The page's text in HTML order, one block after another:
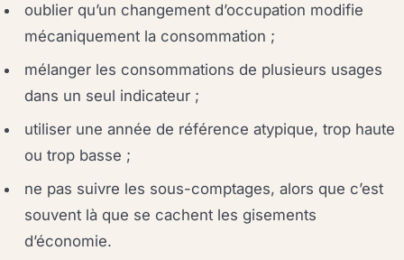
oublier qu’un changement d’occupation modifie
mécaniquement la consommation ;
mélanger les consommations de plusieurs usages
dans un seul indicateur ;
utiliser une année de référence atypique, trop haute
ou trop basse ;
ne pas suivre les sous-comptages, alors que c’est
souvent là que se cachent les gisements
d’économie.